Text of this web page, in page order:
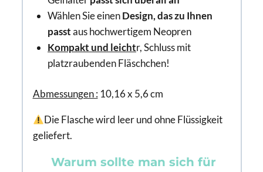
Wählen Sie einenDesign, das zu Ihnen
passtaus hochwertigem Neopren
Kompakt und leichtr, Schluss mit
platzraubenden Fläschchen!
Abmessungen : 10,16 x 5,6 cm
Die Flasche wird leer und ohne Flüssigkeit
geliefert.
Warum sollte man sich für